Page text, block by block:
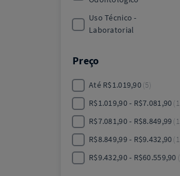
Uso Técnico -
Laboratorial
Preço
Até R$1.019,90 5
R$1.019,90 - R$7.081,90 1
R$7.081,90 - R$8.849,99 1
R$8.849,99 - R$9.432,90 1
R$9.432,90 - R$60.559,90